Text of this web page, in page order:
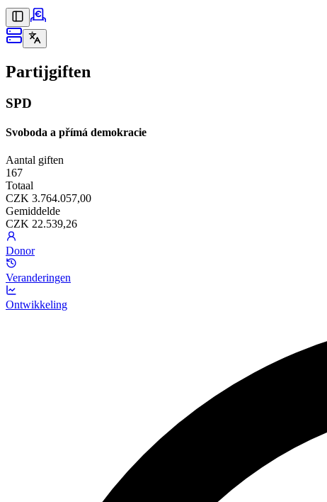
Partijgiften
SPD
Svoboda a přímá demokracie
Aantal giften
167
Totaal
CZK 3.764.057,00
Gemiddelde
CZK 22.539,26
Donor
Veranderingen
Ontwikkeling